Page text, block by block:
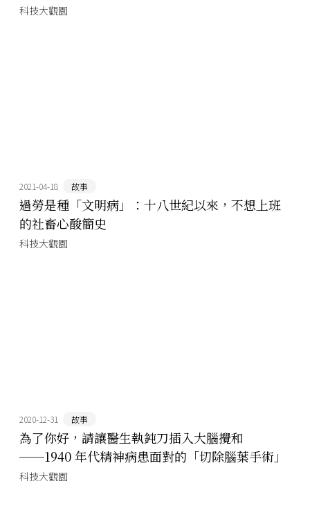
科技大觀園
2021-04-18 故事
過勞是種「文明病」：十八世紀以來，不想上班
的社畜心酸簡史
科技大觀園
2020-12-31 故事
為了你好，請讓醫生執鈍刀插入大腦攪和
──1940 年代精神病患面對的「切除腦葉手術」
科技大觀園